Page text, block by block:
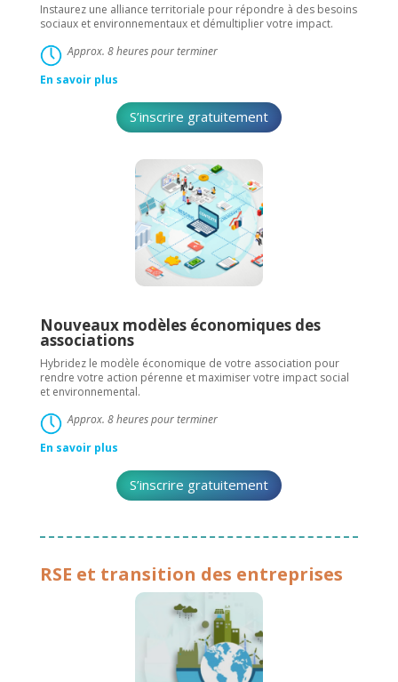
Instaurez une alliance territoriale pour répondre à des besoins
sociaux et environnementaux et démultiplier votre impact.
Approx. 8 heures pour terminer
En savoir plus
S’inscrire gratuitement
Nouveaux modèles économiques des
associations
Hybridez le modèle économique de votre association pour
rendre votre action pérenne et maximiser votre impact social
et environnemental.
Approx. 8 heures pour terminer
En savoir plus
S’inscrire gratuitement
RSE et transition des entreprises